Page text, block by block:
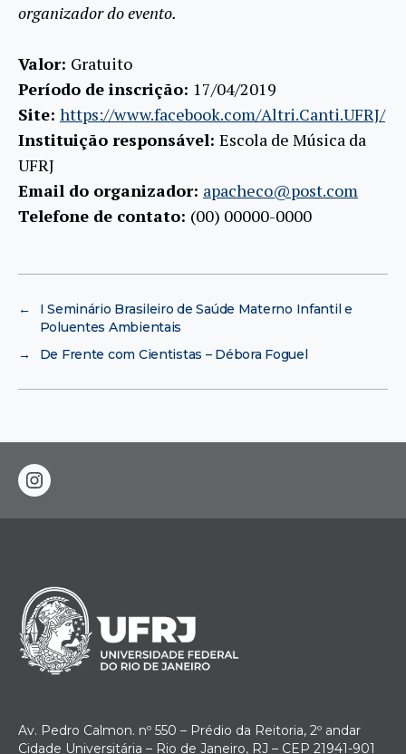
organizador do evento.
Valor: Gratuito
Período de inscrição: 17/04/2019
Site: https://www.facebook.com/Altri.Canti.UFRJ/
Instituição responsável: Escola de Música da
UFRJ
Email do organizador: apacheco@post.com
Telefone de contato: (00) 00000-0000
←
I Seminário Brasileiro de Saúde Materno Infantil e
Poluentes Ambientais
→
De Frente com Cientistas – Débora Foguel
instagram
Av. Pedro Calmon. nº 550 – Prédio da Reitoria, 2º andar
Cidade Universitária – Rio de Janeiro, RJ – CEP 21941-901